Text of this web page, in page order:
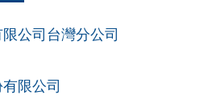
公司台灣分公司
限公司